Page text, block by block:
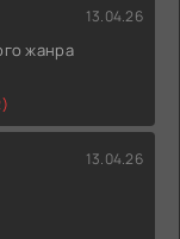
13.04.26
жанра
13.04.26